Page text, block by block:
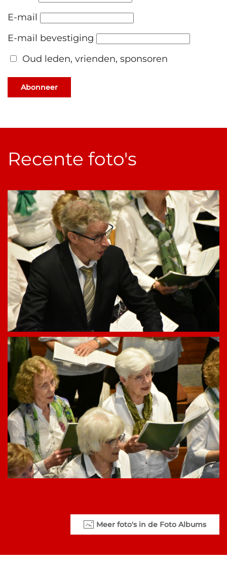
E-mail
E-mail bevestiging
Oud leden, vrienden, sponsoren
Abonneer
Recente foto's
Meer foto's in de Foto Albums